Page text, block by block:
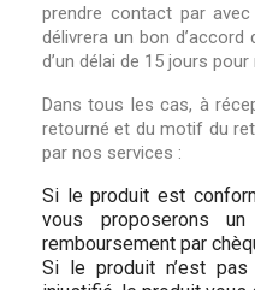
prendre contact par
délivrera un bon
d’un délai de 15 jours
Dans tous les cas, à
retourné et du motif du
par nos services :
Si le produit est
vous proposerons
remboursement par
Si le produit n’est